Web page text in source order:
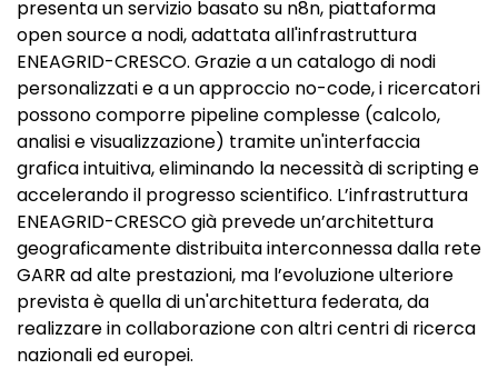
presenta un servizio basato su n8n, piattaforma
open source a nodi, adattata all'infrastruttura
ENEAGRID-CRESCO. Grazie a un catalogo di nodi
personalizzati e a un approccio no-code, i ricercatori
possono comporre pipeline complesse (calcolo,
analisi e visualizzazione) tramite un'interfaccia
grafica intuitiva, eliminando la necessità di scripting e
accelerando il progresso scientifico. L’infrastruttura
ENEAGRID-CRESCO già prevede un’architettura
geograficamente distribuita interconnessa dalla rete
GARR ad alte prestazioni, ma l’evoluzione ulteriore
prevista è quella di un'architettura federata, da
realizzare in collaborazione con altri centri di ricerca
nazionali ed europei.